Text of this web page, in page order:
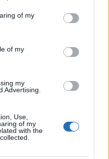
of my
of my
my
Advertising.
Use,
of my
with the
Daniel Mangrané
serà el territori que creixerà